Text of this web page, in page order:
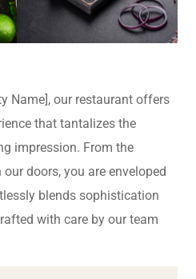
Name], our restaurant offers
that tantalizes the
impression. From the
doors, you are enveloped
blends sophistication
with care by our team